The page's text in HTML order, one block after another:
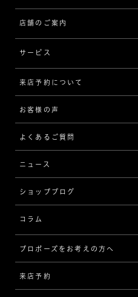
プラチナ
イエローゴールド
コンビネーション
[フォルムから選ぶ]
ストレート
ウェーブ
V字
[セッテイングから選ぶ]
ソリテール
ワンサイドメレ
ジュエリー一覧
リング
ネックレス/ペンダント
ピアス/イヤリング
ブレスレット
ラザール ダイヤモンドについて
品質
歴史
企業の取り組み
店舗のご案内
サービス
サービスについて
アフターサービス
MESSAGE IN DIAMOND
品質保証
ブライダルアイテム
来店予約について
お客様の声
よくあるご質問
ニュース
ショップブログ
コラム
インタビュー
指輪
プロポーズをお考えの方へ
来店予約